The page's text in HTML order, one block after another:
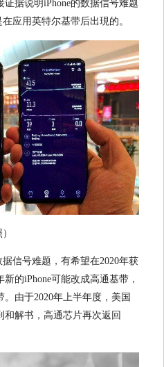
据说明iPhone的数据信号难题
应用英特尔基带后出現的。
信号难题，有希望在2020年获
的iPhone可能改成高通基带，
由于2020年上半年度，美国
解书，高通芯片再次返回